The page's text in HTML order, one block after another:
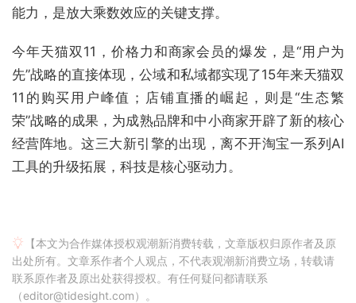
能力，是放大乘数效应的关键支撑。
今年天猫双11，价格力和商家会员的爆发，是“用户为
先”战略的直接体现，公域和私域都实现了15年来天猫双
11的购买用户峰值；店铺直播的崛起，则是“生态繁
荣”战略的成果，为成熟品牌和中小商家开辟了新的核心
经营阵地。这三大新引擎的出现，离不开淘宝一系列AI
工具的升级拓展，科技是核心驱动力。
【本文为合作媒体授权观潮新消费转载，文章版权归原作者及原
出处所有。文章系作者个人观点，不代表观潮新消费立场，转载请
联系原作者及原出处获得授权。有任何疑问都请联系
（editor@tidesight.com）。